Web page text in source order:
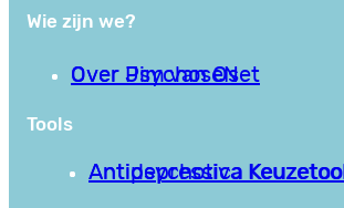
Wie zijn we?
Over PsychoseNet
Over Jim van Os
Tools
Antipsychotica Keuzetool
Antidepressiva Keuzetool